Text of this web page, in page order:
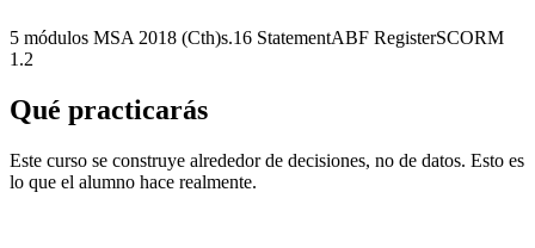
5 módulos MSA 2018 (Cth)s.16 StatementABF RegisterSCORM
1.2
Qué practicarás
Este curso se construye alrededor de decisiones, no de datos. Esto es
lo que el alumno hace realmente.